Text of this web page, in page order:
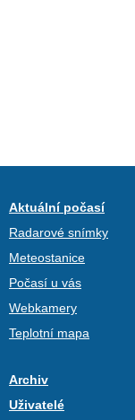
Aktuální počasí
Radarové snímky
Meteostanice
Počasí u vás
Webkamery
Teplotní mapa
Archiv
Uživatelé